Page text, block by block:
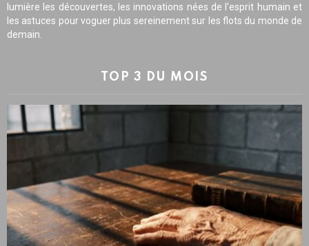
lumière les découvertes, les innovations nées de l’esprit humain et
les astuces pour voguer plus sereinement sur les flots du monde de
demain.
TOP 3 DU MOIS